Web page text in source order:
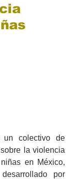
un colectivo de
la violencia
en México,
por